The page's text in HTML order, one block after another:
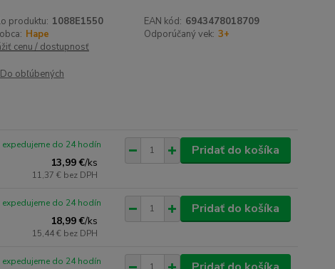
produktu: 1088E1550 EAN kód: 6943478018709
Hape Odporúčaný vek: 3+
cenu / dostupnosť
Do obľúbených
13,99 €/ks
11,37 € bez DPH
do 24 hodín Pridať do košíka
18,99 €/ks
15,44 € bez DPH
do 24 hodín Pridať do košíka
do 24 hodín